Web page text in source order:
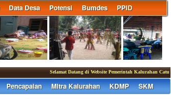
Data Desa Potensi Bumdes PPID
Selamat Datang di Website Pemerintah Kalurahan Caturharjo
Pencapaian Mitra Kalurahan KDMP SKM